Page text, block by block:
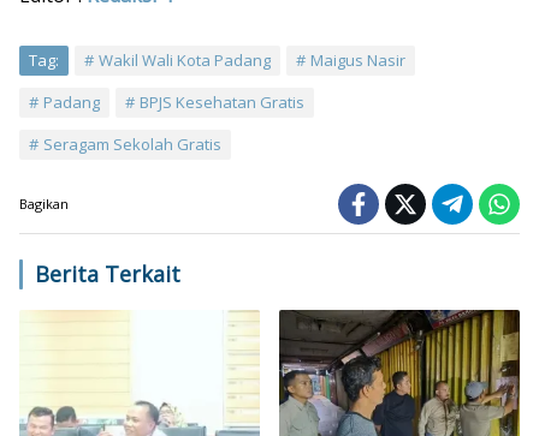
Tag: Wakil Wali Kota Padang
Maigus Nasir
Padang
BPJS Kesehatan Gratis
Seragam Sekolah Gratis
Bagikan
Berita Terkait